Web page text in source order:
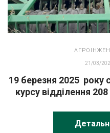
21/03/
19 березня 2025 року
курсу відділення